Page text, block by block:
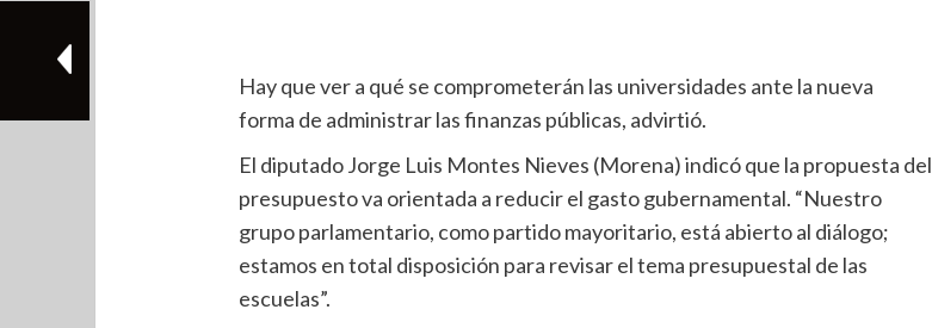
Hay que ver a qué se comprometerán las universidades ante la nueva
forma de administrar las finanzas públicas, advirtió.
El diputado Jorge Luis Montes Nieves (Morena) indicó que la propuesta del
presupuesto va orientada a reducir el gasto gubernamental. “Nuestro
grupo parlamentario, como partido mayoritario, está abierto al diálogo;
estamos en total disposición para revisar el tema presupuestal de las
escuelas”.